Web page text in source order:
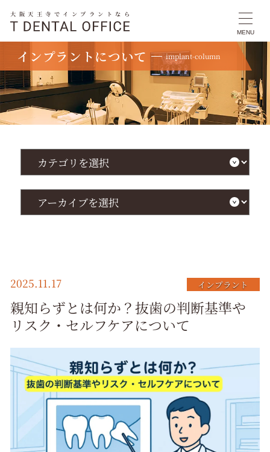
大阪天王寺でインプラントなら
MENU
インプラントについて implant-column
TOP
インプラントについて
親知らずとは何か？抜歯の判断基準やリスク・セルフケアについて
カ
ゴ
を
ア
カ
2025.11.17 インプラント
親知らずとは何か？抜歯の判断基準や
リスク・セルフケアについて